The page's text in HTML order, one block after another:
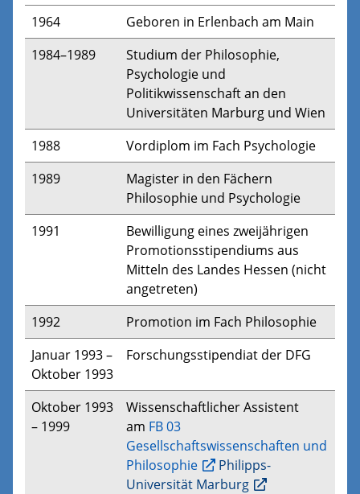
1964
Geboren in Erlenbach am Main
1984–1989
Studium der Philosophie,
Psychologie und
Politikwissenschaft an den
Universitäten Marburg und Wien
1988
Vordiplom im Fach Psychologie
1989
Magister in den Fächern
Philosophie und Psychologie
1991
Bewilligung eines zweijährigen
Promotionsstipendiums aus
Mitteln des Landes Hessen (nicht
angetreten)
1992
Promotion im Fach Philosophie
Januar 1993 –
Oktober 1993
Forschungsstipendiat der DFG
Oktober 1993
– 1999
Wissenschaftlicher Assistent
am FB 03
Gesellschaftswissenschaften und
Philosophie
Philipps-
Universität Marburg